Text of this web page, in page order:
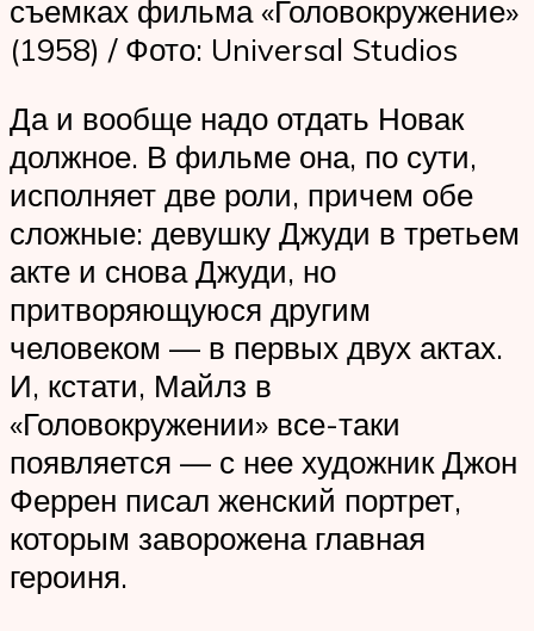
съемках фильма «Головокружение»
(1958) / Фото: Universal Studios
Да и вообще надо отдать Новак
должное. В фильме она, по сути,
исполняет две роли, причем обе
сложные: девушку Джуди в третьем
акте и снова Джуди, но
притворяющуюся другим
человеком — в первых двух актах.
И, кстати, Майлз в
«Головокружении» все-таки
появляется — с нее художник Джон
Феррен писал женский портрет,
которым заворожена главная
героиня.